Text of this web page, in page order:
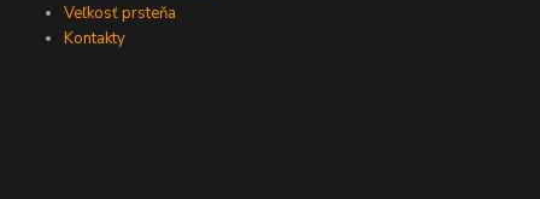
Veľkosť prsteňa
Kontakty